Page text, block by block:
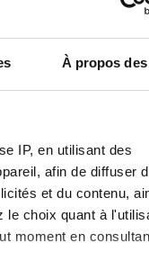
À propos
IP, en utilisant des
afin de diffuser
et du contenu,
le choix quant à
moment en